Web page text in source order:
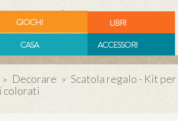
GIOCHI
LIBRI
CASA ACCESSORI
> Decorare > Scatola regalo - Kit per
colorati